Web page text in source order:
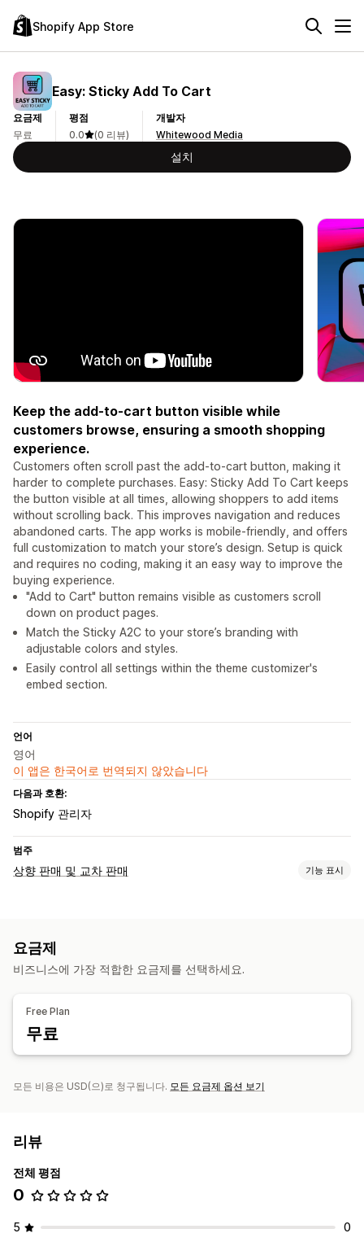
Shopify App Store
Easy: Sticky Add To Cart
요금제
무료
평점
0.0
(0 리뷰)
개발자
Whitewood Media
설치
Keep the add-to-cart button visible while
customers browse, ensuring a smooth shopping
experience.
Customers often scroll past the add-to-cart button, making it
harder to complete purchases. Easy: Sticky Add To Cart keeps
the button visible at all times, allowing shoppers to add items
without scrolling back. This improves navigation and reduces
abandoned carts. The app works is mobile-friendly, and offers
full customization to match your store’s design. Setup is quick
and requires no coding, making it an easy way to improve the
buying experience.
"Add to Cart" button remains visible as customers scroll
down on product pages.
Match the Sticky A2C to your store’s branding with
adjustable colors and styles.
Easily control all settings within the theme customizer's
embed section.
언어
영어
이 앱은 한국어로 번역되지 않았습니다
다음과 호환:
Shopify 관리자
범주
상향 판매 및 교차 판매 기능 표시
요금제
비즈니스에 가장 적합한 요금제를 선택하세요.
Free Plan
무료
모든 비용은 USD(으)로 청구됩니다. 모든 요금제 옵션 보기
리뷰
전체 평점
0
5
0